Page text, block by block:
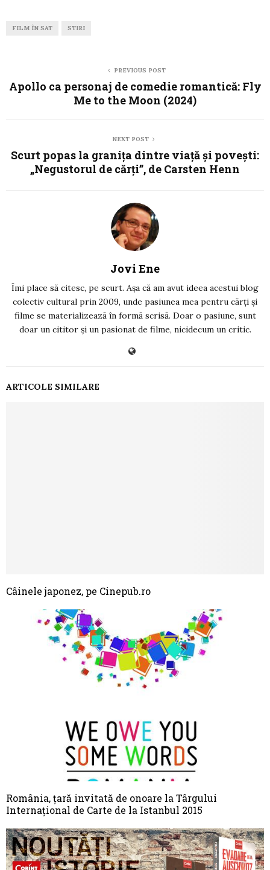
FILM ÎN SAT STIRI
PREVIOUS POST
Apollo ca personaj de comedie romantică: Fly
Me to the Moon (2024)
NEXT POST
Scurt popas la graniţa dintre viaţă şi poveşti:
„Negustorul de cărţi”, de Carsten Henn
Jovi Ene
Îmi place să citesc, pe scurt. Așa că am avut ideea acestui blog
colectiv cultural prin 2009, unde pasiunea mea pentru cărți și
filme se materializează în formă scrisă. Doar o pasiune, sunt
doar un cititor și un pasionat de filme, nicidecum un critic.
ARTICOLE SIMILARE
Câinele japonez, pe Cinepub.ro
România, ţară invitată de onoare la Târgului
Internațional de Carte de la Istanbul 2015